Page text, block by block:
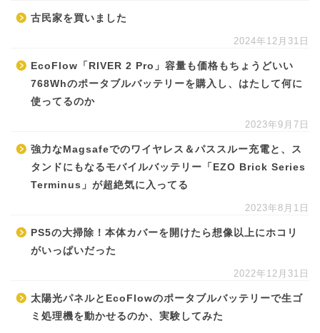
古民家を買いました
2024年12月31日
EcoFlow「RIVER 2 Pro」容量も価格もちょうどいい
768Whのポータブルバッテリーを購入し、はたして何に
使ってるのか
2023年9月7日
強力なMagsafeでのワイヤレス＆パススルー充電と、ス
タンドにもなるモバイルバッテリー「EZO Brick Series
Terminus」が超絶気に入ってる
2023年8月1日
PS5の大掃除！本体カバーを開けたら想像以上にホコリ
がいっぱいだった
2022年12月31日
太陽光パネルとEcoFlowのポータブルバッテリーで生ゴ
ミ処理機を動かせるのか、実験してみた